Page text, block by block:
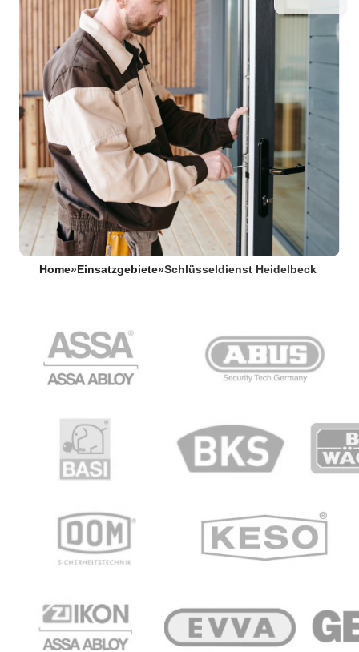
Home» Einsatzgebiete»Schlüsseldienst Heidelbeck